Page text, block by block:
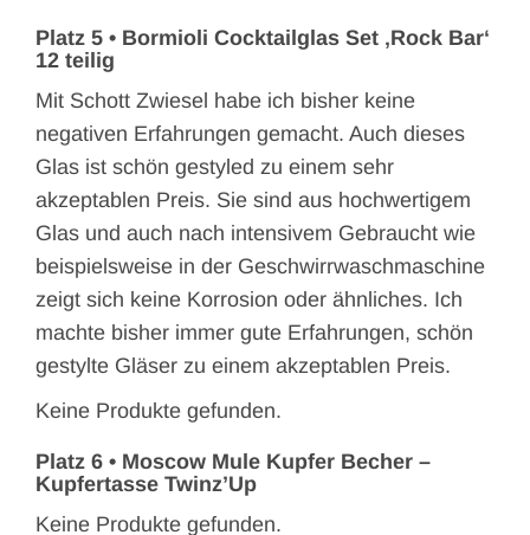
Platz 5 • Bormioli Cocktailglas Set ‚Rock Bar‘
12 teilig
Mit Schott Zwiesel habe ich bisher keine
negativen Erfahrungen gemacht. Auch dieses
Glas ist schön gestyled zu einem sehr
akzeptablen Preis. Sie sind aus hochwertigem
Glas und auch nach intensivem Gebraucht wie
beispielsweise in der Geschwirrwaschmaschine
zeigt sich keine Korrosion oder ähnliches. Ich
machte bisher immer gute Erfahrungen, schön
gestylte Gläser zu einem akzeptablen Preis.
Keine Produkte gefunden.
Platz 6 • Moscow Mule Kupfer Becher –
Kupfertasse Twinz’Up
Keine Produkte gefunden.